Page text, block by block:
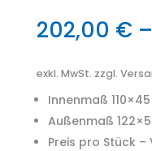
202,00 €–
exkl. MwSt. zzgl.
Innenmaß
Außenmaß
Preis pro Stück